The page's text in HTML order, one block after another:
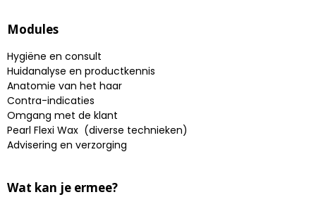
Modules
Hygiëne en consult
Huidanalyse en productkennis
Anatomie van het haar
Contra-indicaties
Omgang met de klant
Pearl Flexi Wax (diverse technieken)
Advisering en verzorging
Wat kan je ermee?